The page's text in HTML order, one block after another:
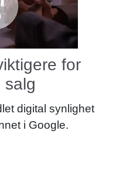
for
salg
digital synlighet
i Google.